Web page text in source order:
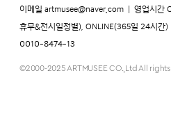
이메일 artmusee@naver.com 영업시간
휴무&전시일정별), ONLINE(365일 24시간)
0010-8474-13
©2000-2025 ARTMUSEE CO.,Ltd All rights